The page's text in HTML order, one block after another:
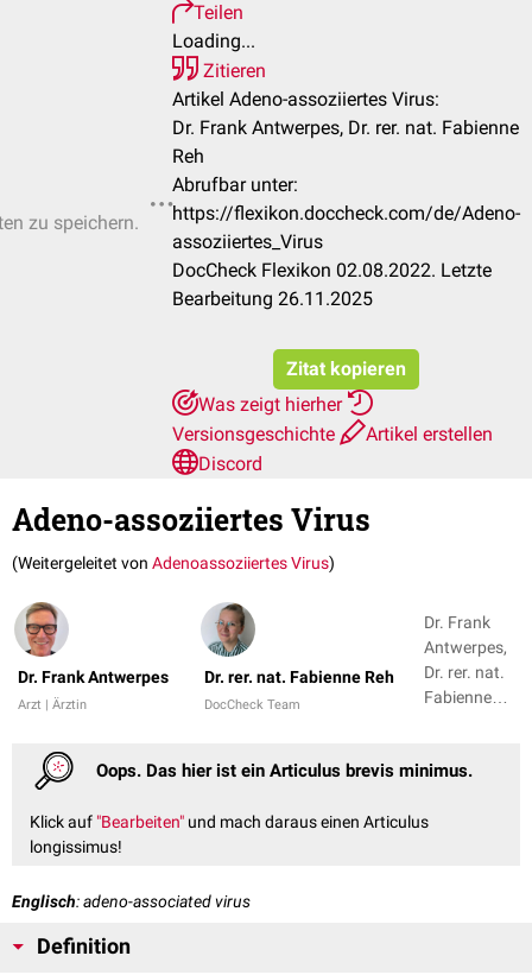
zu speichern.
Teilen
Loading...
Zitieren
Artikel Adeno-assoziiertes Virus:
Dr. Frank Antwerpes, Dr. rer. nat. Fabienne
Reh
Abrufbar unter:
https://flexikon.doccheck.com/de/Adeno-
assoziiertes_Virus
DocCheck Flexikon 02.08.2022. Letzte
Bearbeitung 26.11.2025
Zitat kopieren
Was zeigt hierher
Versionsgeschichte
Artikel erstellen
Discord
Adeno-assoziiertes Virus
(Weitergeleitet von Adenoassoziiertes Virus)
Dr. Frank Antwerpes
Arzt | Ärztin
Dr. rer. nat. Fabienne Reh
DocCheck Team
Dr. Frank
Antwerpes,
Dr. rer. nat.
Fabienne
Oops. Das hier ist ein Articulus brevis minimus.
Klick auf "Bearbeiten" und mach daraus einen Articulus
longissimus!
Englisch: adeno-associated virus
Definition